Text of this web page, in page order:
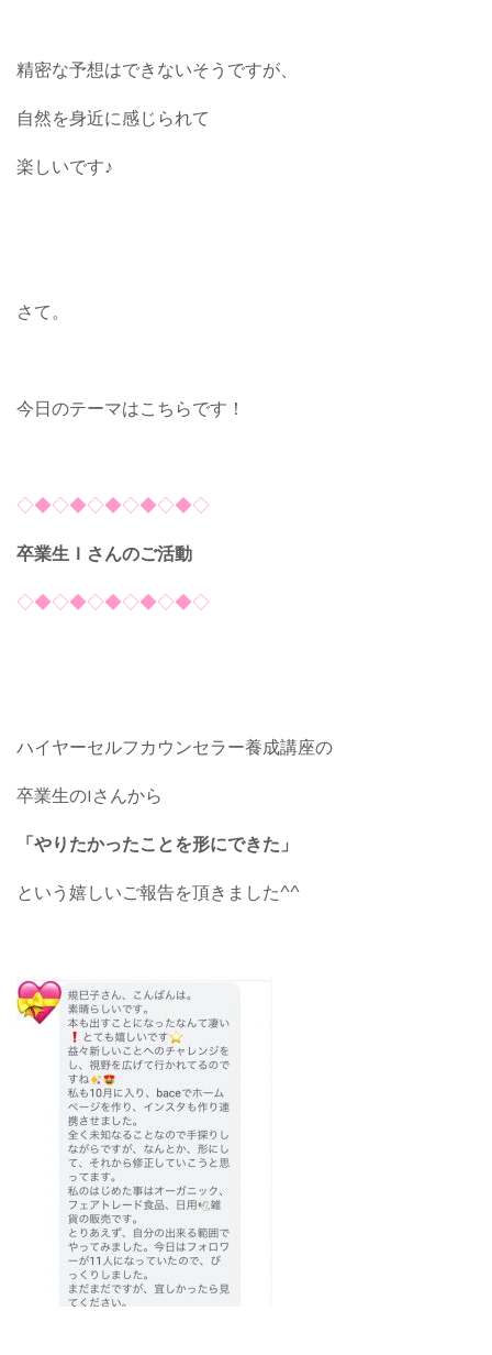
精密な予想はできないそうですが、
自然を身近に感じられて
楽しいです♪
さて。
今日のテーマはこちらです！
◇◆◇◆◇◆◇◆◇◆◇
卒業生Ｉさんのご活動
◇◆◇◆◇◆◇◆◇◆◇
ハイヤーセルフカウンセラー養成講座の
卒業生のIさんから
「やりたかったことを形にできた」
という嬉しいご報告を頂きました^^